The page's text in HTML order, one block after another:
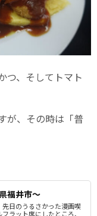
つ、そしてトマト
が、その時は「普
福井市～
日のうるさかった漫画喫
ラット席にしたところ、